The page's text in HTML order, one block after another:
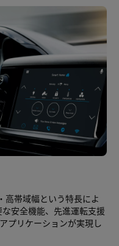
高帯域幅という特長によ
安全機能、先進運転支援
プリケーションが実現し